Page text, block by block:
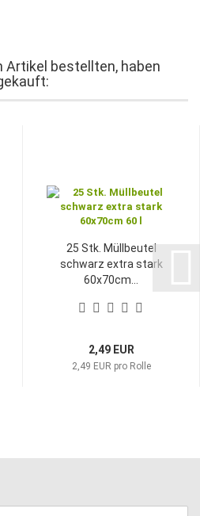
Artikel bestellten, haben
25 Stk. Müllbeutel
schwarz extra stark
60x70cm...
2,49 EUR
2,49 EUR pro Rolle